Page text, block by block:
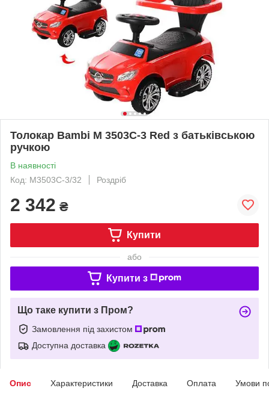
Толокар Bambi M 3503C-3 Red з батьківською
ручкою
В наявності
Код: M3503С-3/32
Роздріб
2 342 ₴
Купити
або
Купити з
Що таке купити з Пром?
Замовлення під захистом
Доступна доставка
Опис Характеристики Доставка Оплата Умови